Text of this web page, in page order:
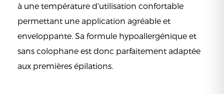
à une température d'utilisation confortable
permettant une application agréable et
enveloppante. Sa formule hypoallergénique et
sans colophane est donc parfaitement adaptée
aux premières épilations.